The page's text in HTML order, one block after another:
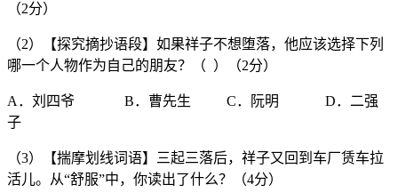
（2分）
（2）【探究摘抄语段】如果祥子不想堕落，他应该选择下列
哪一个人物作为自己的朋友？（ ）（2分）
A．刘四爷 B．曹先生 C．阮明 D．二强
子
（3）【揣摩划线词语】三起三落后，祥子又回到车厂赁车拉
活儿。从“舒服”中，你读出了什么？（4分）